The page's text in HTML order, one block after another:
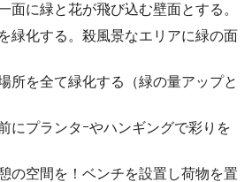
面に緑と花が飛び込む壁面とする。
緑化する。殺風景なエリアに緑の面
所を全て緑化する（緑の量アップと
にプランタｰやハンギングで彩りを
の空間を！ベンチを設置し荷物を置